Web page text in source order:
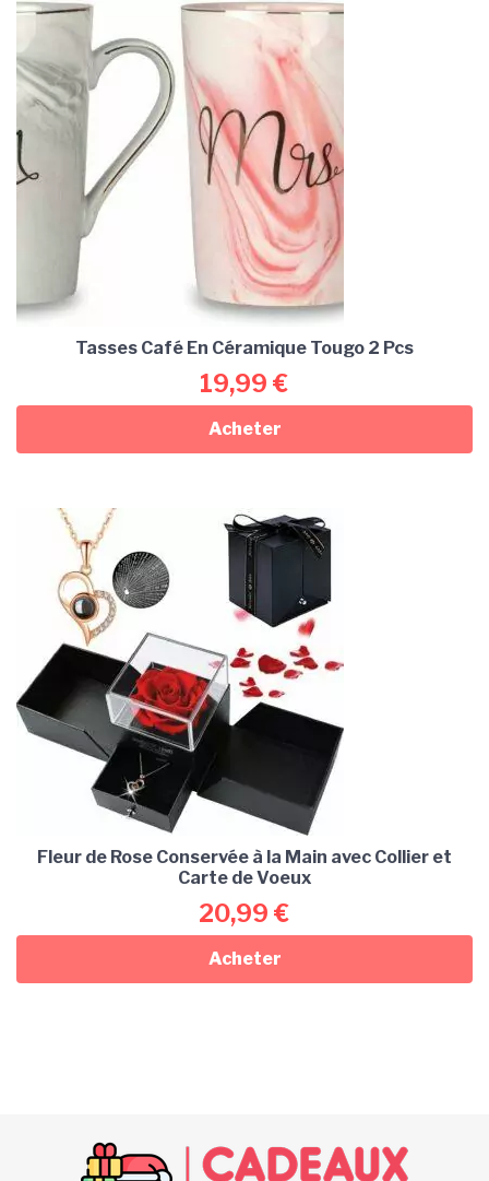
Tasses Café En Céramique Tougo 2 Pcs
19,99 €
Acheter
Fleur de Rose Conservée à la Main avec Collier et
Carte de Voeux
20,99 €
Acheter